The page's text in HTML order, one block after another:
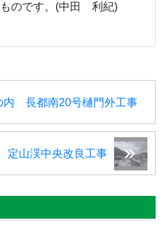
のです。(中田 利紀)
内 長都南20号樋門外工事
山渓中央改良工事